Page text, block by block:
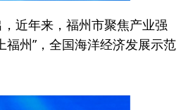
近年来，福州市聚焦产业强
州”，全国海洋经济发展示范